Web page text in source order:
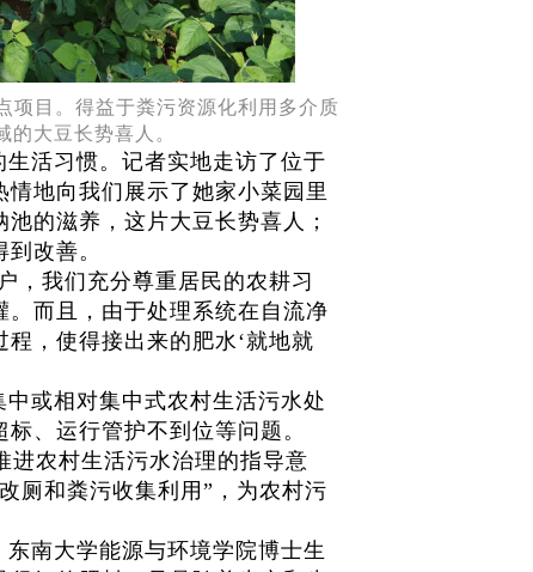
项目。得益于粪污资源化利用多介质
大豆长势喜人。
活习惯。记者实地走访了位于
地向我们展示了她家小菜园里
的滋养，这片大豆长势喜人；
改善。
，我们充分尊重居民的农耕习
而且，由于处理系统在自流净
，使得接出来的肥水‘就地就
或相对集中式农村生活污水处
、运行管护不到位等问题。
进农村生活污水治理的指导意
厕和粪污收集利用”，为农村污
南大学能源与环境学院博士生